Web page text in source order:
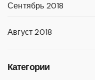
Сентябрь 2018
Август 2018
Категории